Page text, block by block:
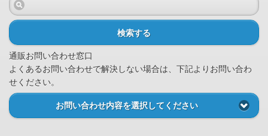
検索する
通販お問い合わせ窓口
よくあるお問い合わせで解決しない場合は、下記よりお問い合わ
せください。
お問い合わせ内容を選択してください